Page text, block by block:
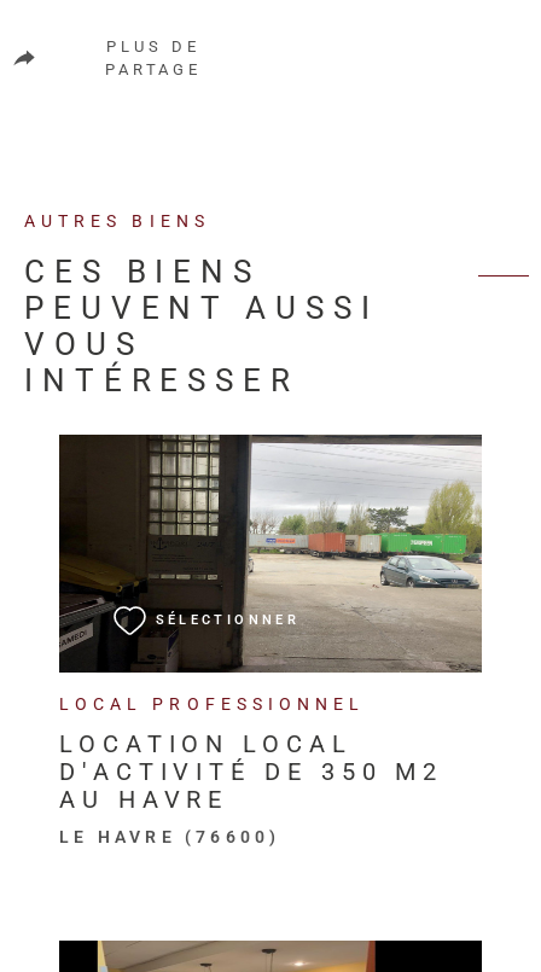
PLUS DE
PARTAGE
AUTRES BIENS
CES BIENS
PEUVENT AUSSI
VOUS
INTÉRESSER
LOCAL PROFESSIONNEL
LOCATION LOCAL
D'ACTIVITÉ DE 350 M2
AU HAVRE
LE HAVRE (76600)
SÉLECTIONNER
VOIR LE BIEN